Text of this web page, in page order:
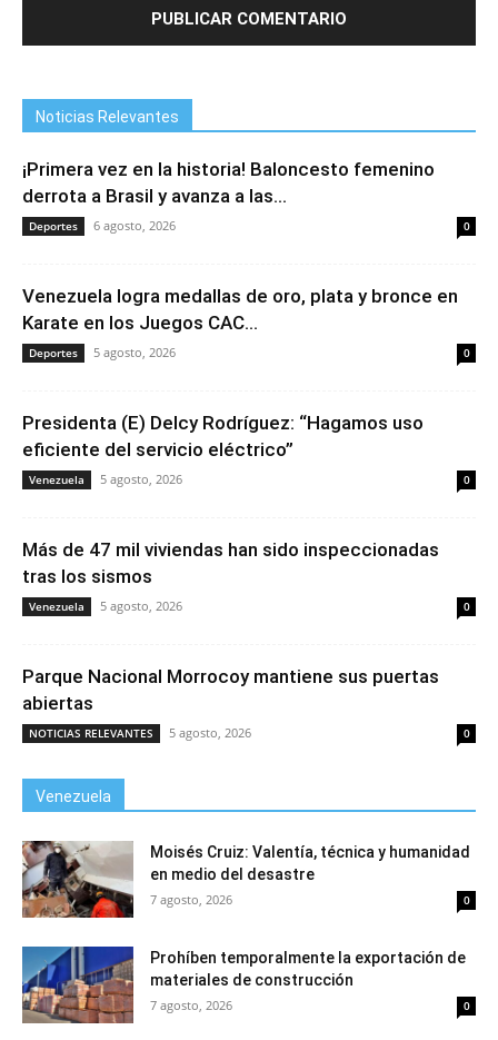
Noticias Relevantes
¡Primera vez en la historia! Baloncesto femenino
derrota a Brasil y avanza a las...
Deportes 6 agosto, 2026 0
Venezuela logra medallas de oro, plata y bronce en
Karate en los Juegos CAC...
Deportes 5 agosto, 2026 0
Presidenta (E) Delcy Rodríguez: “Hagamos uso
eficiente del servicio eléctrico”
Venezuela 5 agosto, 2026 0
Más de 47 mil viviendas han sido inspeccionadas
tras los sismos
Venezuela 5 agosto, 2026 0
Parque Nacional Morrocoy mantiene sus puertas
abiertas
NOTICIAS RELEVANTES 5 agosto, 2026 0
Venezuela
Moisés Cruiz: Valentía, técnica y humanidad
en medio del desastre
7 agosto, 2026 0
Prohíben temporalmente la exportación de
materiales de construcción
7 agosto, 2026 0